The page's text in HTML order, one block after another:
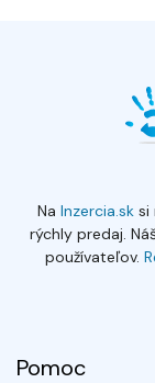
Na Inzercia.sksi
rýchly predaj.
používateľov.
Pomoc